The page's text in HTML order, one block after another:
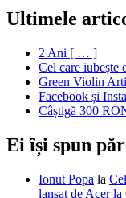
Ultimele
2 Ani [ … ]
Cel care iubește
Green Violin
Facebook și
Câștigă 300
Ei își spun
Ionut Popa la
lansat de Acer